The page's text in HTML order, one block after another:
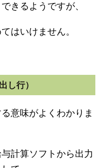
きるようですが、
はいけません。
し行）
意味がよくわかりま
計算ソフトから出力